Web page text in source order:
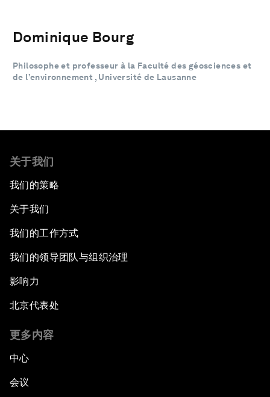
Dominique Bourg
Philosophe et professeur à la Faculté des géosciences et
de l’environnement , Université de Lausanne
关于我们
我们的策略
关于我们
我们的工作方式
我们的领导团队与组织治理
影响力
北京代表处
更多内容
中心
会议